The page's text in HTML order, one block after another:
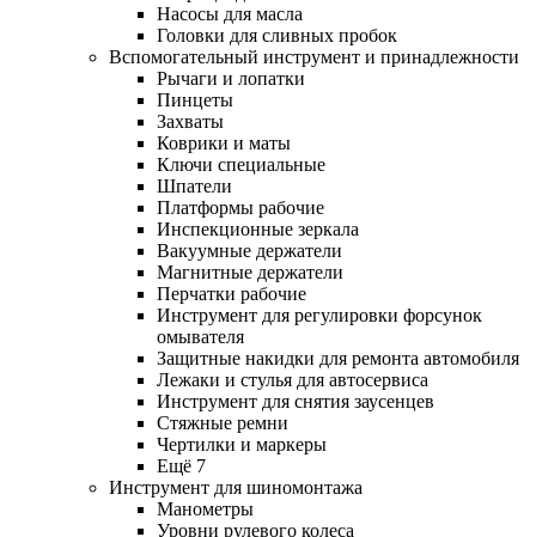
Насосы для масла
Головки для сливных пробок
Вспомогательный инструмент и принадлежности
Рычаги и лопатки
Пинцеты
Захваты
Коврики и маты
Ключи специальные
Шпатели
Платформы рабочие
Инспекционные зеркала
Вакуумные держатели
Магнитные держатели
Перчатки рабочие
Инструмент для регулировки форсунок
омывателя
Защитные накидки для ремонта автомобиля
Лежаки и стулья для автосервиса
Инструмент для снятия заусенцев
Стяжные ремни
Чертилки и маркеры
Ещё 7
Инструмент для шиномонтажа
Манометры
Уровни рулевого колеса